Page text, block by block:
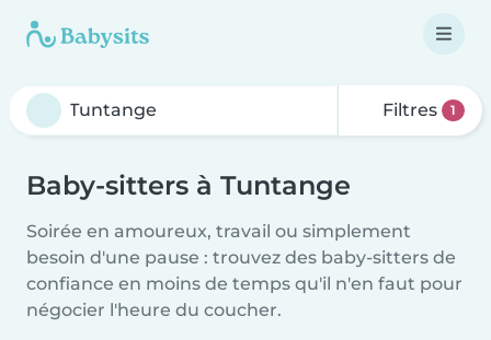
Filtres 1
Baby-sitters à Tuntange
Soirée en amoureux, travail ou simplement
besoin d'une pause : trouvez des baby-sitters de
confiance en moins de temps qu'il n'en faut pour
négocier l'heure du coucher.